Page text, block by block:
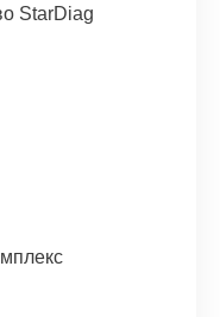
StarDiag